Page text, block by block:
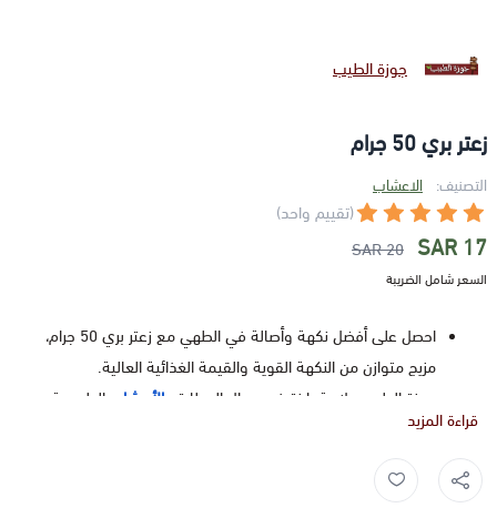
جوزة الطيب
زعتر بري 50 جرام
التصنيف: الاعشاب
(تقييم واحد)
17 SAR
20 SAR
السعر شامل الضريبة
احصل على أفضل نكهة وأصالة في الطهي مع زعتر بري 50 جرام،
مزيج متوازن من النكهة القوية والقيمة الغذائية العالية.
جوزة الطيب علامة بارزة في مجال العطارة و الأعشاب
الطبيعية
ومنتجات التجميل والصحة العامة، بتاريخ طويل يزخر بالإنجازات
والتميز في تقديم منتجات ذات جودة عالية وفعالة لعملائها منذ
ما يزيد عن 18 سنة
قراءة المزيد
زعتر مجفف , زعتر بري ,